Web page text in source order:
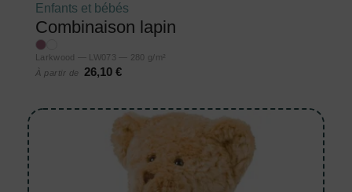
Enfants et bébés
Combinaison lapin
Larkwood — LW073 — 280 g/m²
À partir de
26,10 €